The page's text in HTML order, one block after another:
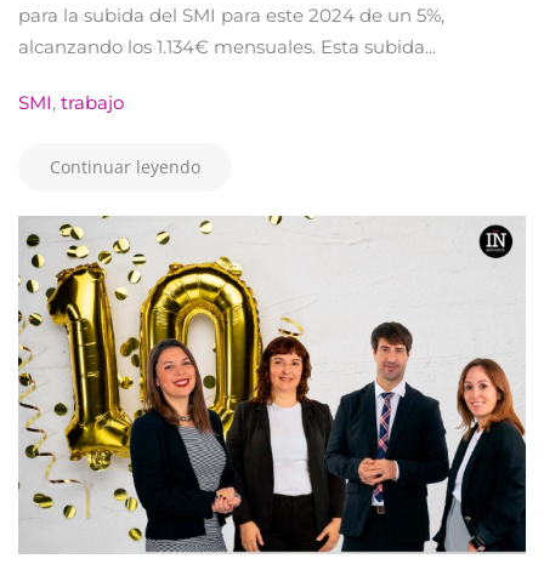
para la subida del SMI para este 2024 de un 5%,
alcanzando los 1.134€ mensuales. Esta subida...
SMI, trabajo
Continuar leyendo